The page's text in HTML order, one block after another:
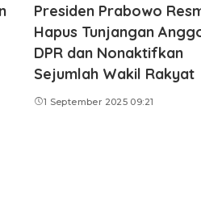
Presiden Prabowo
Hapus Tunjangan
DPR dan Nonaktifkan
Sejumlah Wakil Rakyat
1 September 2025 09:21